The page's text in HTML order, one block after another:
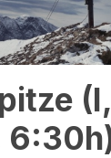
(I,